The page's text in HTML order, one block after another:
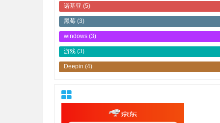
诺基亚 (5)
黑莓 (3)
windows (3)
游戏 (3)
Deepin (4)